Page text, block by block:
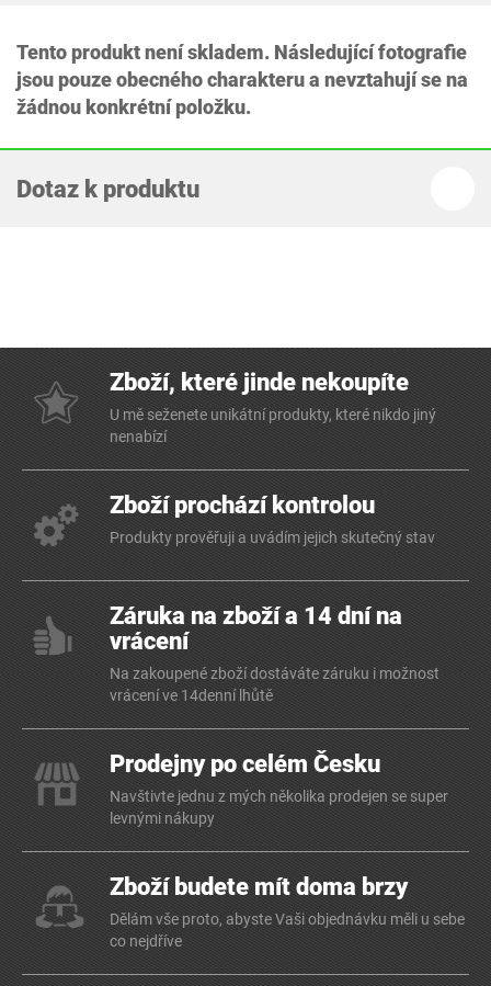
Tento produkt není skladem. Následující fotografie
jsou pouze obecného charakteru a nevztahují se na
žádnou konkrétní položku.
Dotaz k produktu
Zboží, které jinde nekoupíte
U mě seženete unikátní produkty, které nikdo jiný
nenabízí
Zboží prochází kontrolou
Produkty prověřuji a uvádím jejich skutečný stav
Záruka na zboží a 14 dní na
vrácení
Na zakoupené zboží dostáváte záruku i možnost
vrácení ve 14denní lhůtě
Prodejny po celém Česku
Navštivte jednu z mých několika prodejen se super
levnými nákupy
Zboží budete mít doma brzy
Dělám vše proto, abyste Vaši objednávku měli u sebe
co nejdříve